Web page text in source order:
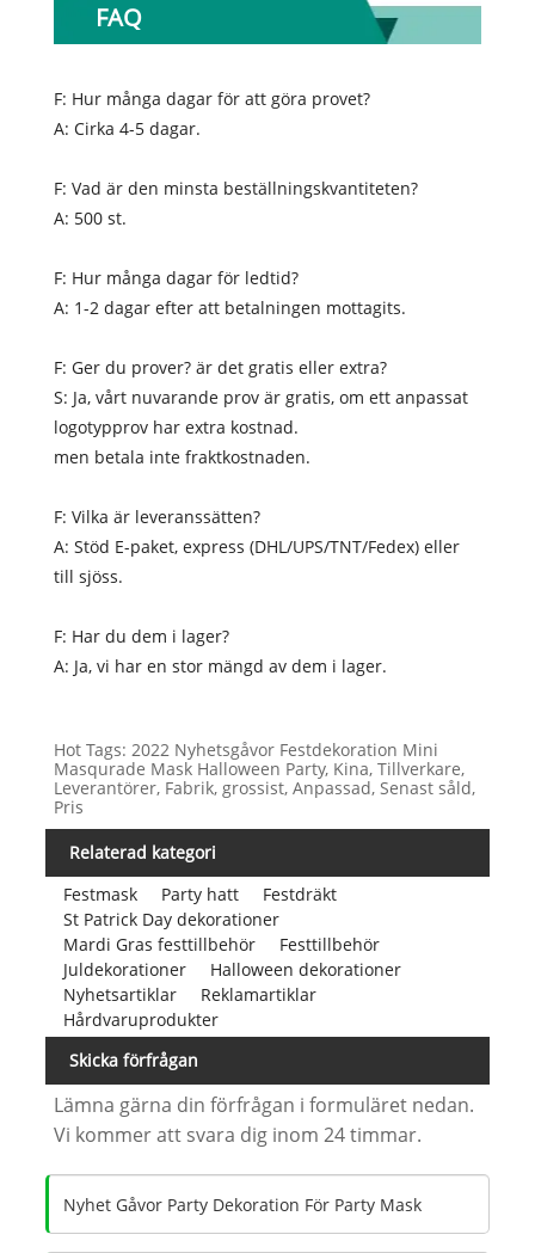
FAQ
F: Hur många dagar för att göra provet?
A: Cirka 4-5 dagar.
F: Vad är den minsta beställningskvantiteten?
A: 500 st.
F: Hur många dagar för ledtid?
A: 1-2 dagar efter att betalningen mottagits.
F: Ger du prover? är det gratis eller extra?
S: Ja, vårt nuvarande prov är gratis, om ett anpassat
logotypprov har extra kostnad.
men betala inte fraktkostnaden.
F: Vilka är leveranssätten?
A: Stöd E-paket, express (DHL/UPS/TNT/Fedex) eller
till sjöss.
F: Har du dem i lager?
A: Ja, vi har en stor mängd av dem i lager.
Hot Tags: 2022 Nyhetsgåvor Festdekoration Mini
Masqurade Mask Halloween Party, Kina, Tillverkare,
Leverantörer, Fabrik, grossist, Anpassad, Senast såld,
Pris
Relaterad kategori
Festmask
Party hatt
Festdräkt
St Patrick Day dekorationer
Mardi Gras festtillbehör
Festtillbehör
Juldekorationer
Halloween dekorationer
Nyhetsartiklar
Reklamartiklar
Hårdvaruprodukter
Skicka förfrågan
Lämna gärna din förfrågan i formuläret nedan.
Vi kommer att svara dig inom 24 timmar.